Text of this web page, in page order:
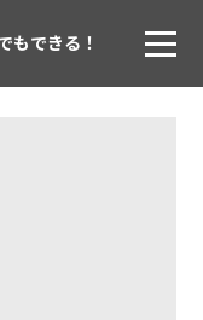
もできる！